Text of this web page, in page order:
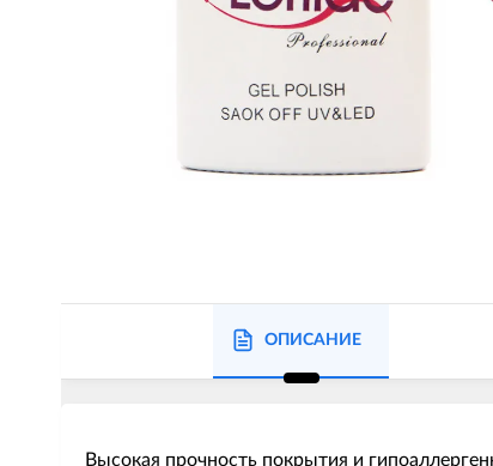
ОПИСАНИЕ
Высокая прочность покрытия и